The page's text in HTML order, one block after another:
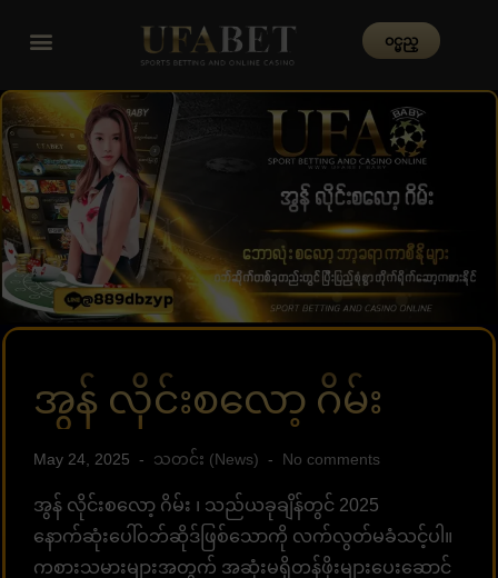
၀င္မည္
အွန် လိုင်းစလော့ ဂိမ်း
May 24, 2025 သတင်း (News) No comments
အွန် လိုင်းစလော့ ဂိမ်း ၊ သည်ယခုချိန်တွင် 2025
နောက်ဆုံးပေါ်ဝဘ်ဆိုဒ်ဖြစ်သောကို လက်လွတ်မခံသင့်ပါ။
ကစားသမားများအတွက် အဆုံးမရှိတန်ဖိုးများပေးဆောင်